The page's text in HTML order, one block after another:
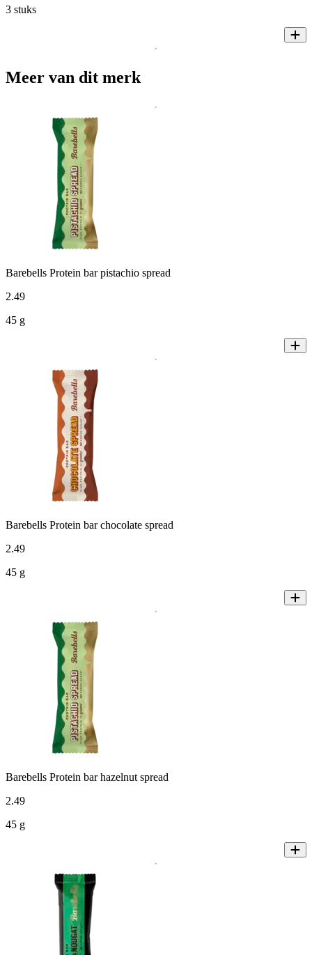
3 stuks
Meer van dit merk
Barebells Protein bar pistachio spread
2.49
45 g
Barebells Protein bar chocolate spread
2.49
45 g
Barebells Protein bar hazelnut spread
2.49
45 g